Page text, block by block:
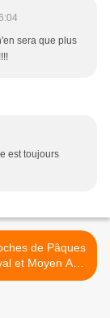
sera que plus
est toujours
de Pâques
et Moyen Age
>